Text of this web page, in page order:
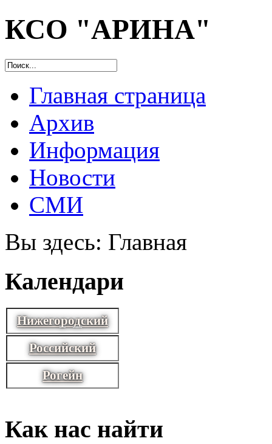
КСО "АРИНА"
Главная страница
Архив
Информация
Новости
СМИ
Вы здесь: Главная
Календари
Нижегородский
Российский
Рогейн
Как нас найти